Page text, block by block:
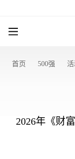
首页 500强
2026年《财